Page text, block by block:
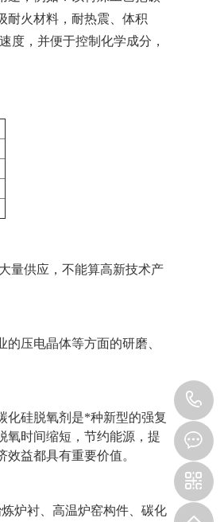
耐火材料，耐热震、体积
度，并便于控制化学成分，
量供应，不能算高新技术产
压电晶体等方面的研磨、
化硅脱氧剂是*种新型的强复
氧时间缩短，节约能源，提
益都具有重要价值。
炉衬、高温炉窑构件、碳化